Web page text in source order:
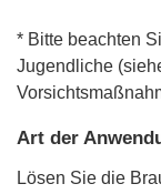
* Bitte beachten
Jugendliche
Art der
Lösen Sie die